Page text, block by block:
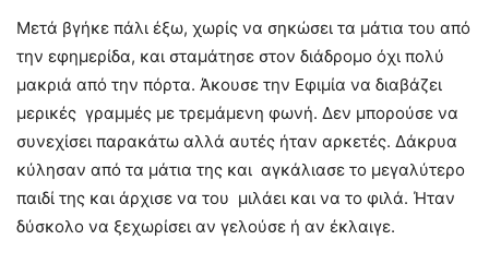
Μετά βγήκε πάλι έξω, χωρίς να σηκώσει τα μάτια του από
την εφημερίδα, και σταμάτησε στον διάδρομο όχι πολύ
μακριά από την πόρτα. Άκουσε την Εφιμία να διαβάζει
μερικές γραμμές με τρεμάμενη φωνή. Δεν μπορούσε να
συνεχίσει παρακάτω αλλά αυτές ήταν αρκετές. Δάκρυα
κύλησαν από τα μάτια της και αγκάλιασε το μεγαλύτερο
παιδί της και άρχισε να του μιλάει και να το φιλά. Ήταν
δύσκολο να ξεχωρίσει αν γελούσε ή αν έκλαιγε.